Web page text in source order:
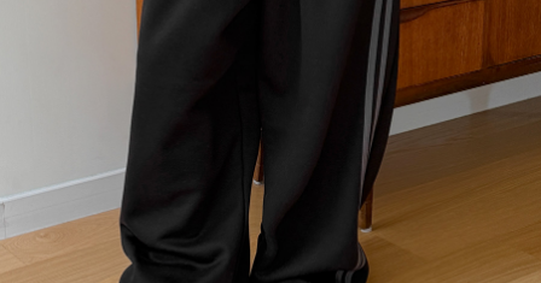
세트할인 ~30%
하객룩